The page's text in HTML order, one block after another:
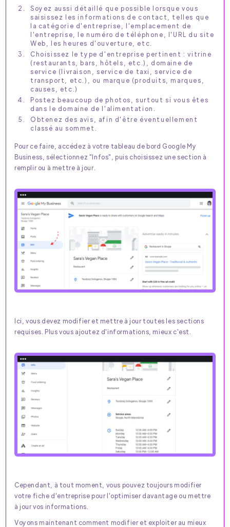
Soyez aussi détaillé que possible lorsque vous
saisissez les informations de contact, telles que
la catégorie d'entreprise, l'emplacement de
l'entreprise, le numéro de téléphone, l'URL du site
Web, les heures d'ouverture, etc.
Choisissez le type d'entreprise pertinent : vitrine
(restaurants, bars, hôtels, etc.), domaine de
service (livraison, service de taxi, service de
transport, etc.), ou marque (produits, marques,
causes, etc.)
Postez beaucoup de photos, surtout si vous êtes
dans le domaine de l'alimentation.
Obtenez des avis, afin d'être éventuellement
classé au sommet.
Pour ce faire, accédez à votre tableau de bord Google My
Business, sélectionnez "Infos", puis choisissez une section à
remplir ou à mettre à jour.
Ici, vous devez modifier et mettre à jour toutes les sections
requises. Plus vous ajoutez d'informations, mieux c'est.
Cependant, à tout moment, vous pouvez toujours modifier
votre fiche d'entreprise pour l'optimiser davantage ou mettre
à jour vos informations.
Voyons maintenant comment modifier et exploiter au mieux